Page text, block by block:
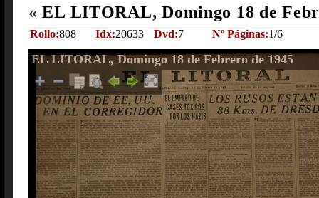
« EL LITORAL, Domingo 18 de
Rollo:808 Idx:20633 Dvd:7 Nº Páginas:1/6
EL LITORAL, Domingo 18 de Febrero de 1945